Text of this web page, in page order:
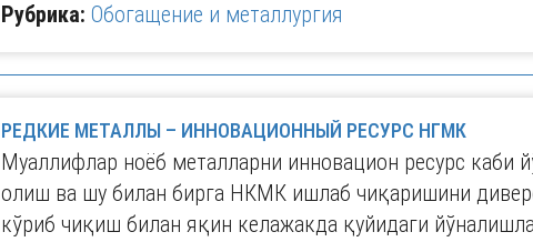
Рубрика: Обогащение и металлургия
РЕДКИЕ МЕТАЛЛЫ – ИННОВАЦИОННЫЙ РЕСУРС НГМК
Муаллифлар ноёб металларни инновацион ресурс каби
олиш ва шу билан бирга НКМК ишлаб чиқаришини
кўриб чиқиш билан яқин келажакда қуйидаги